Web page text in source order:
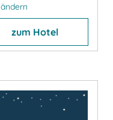
ändern
zum Hotel